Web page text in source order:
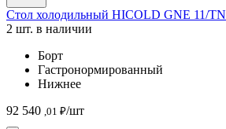
Стол холодильный HICOLD GNE 11/TN
2 шт. в наличии
Борт
Гастронормированный
Нижнее
92 540 ,01 ₽/шт